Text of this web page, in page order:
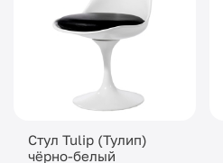
Стул Tulip (Тулип)
чёрно-белый